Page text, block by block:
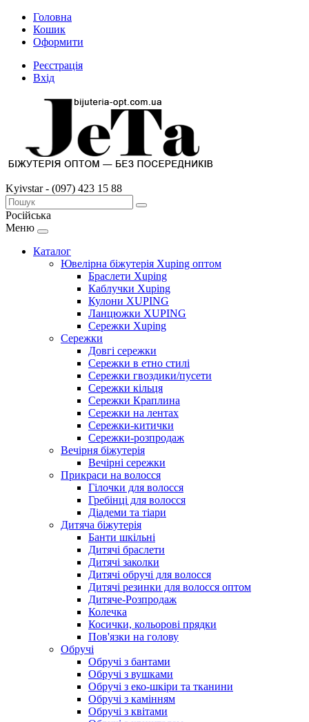
Головна
Кошик
Оформити
Реєстрація
Вхід
Kyivstar - (097) 423 15 88
Російська
Меню
Каталог
Ювелірна біжутерія Xuping оптом
Браслети Xuping
Каблучки Xuping
Кулони XUPING
Ланцюжки XUPING
Сережки Xuping
Сережки
Довгі сережки
Сережки в етно стилі
Сережки гвоздики/пусети
Сережки кільця
Сережки Краплина
Сережки на лентах
Сережки-китички
Сережки-розпродаж
Вечірня біжутерія
Вечірні сережки
Прикраси на волосся
Гілочки для волосся
Гребінці для волосся
Діадеми та тіари
Дитяча біжутерія
Банти шкільні
Дитячі браслети
Дитячі заколки
Дитячі обручі для волосся
Дитячі резинки для волосся оптом
Дитяче-Розпродаж
Колечка
Косички, кольорові прядки
Пов'язки на голову
Обручі
Обручі з бантами
Обручі з вушками
Обручі з еко-шкіри та тканини
Обручі з камінням
Обручі з квітами